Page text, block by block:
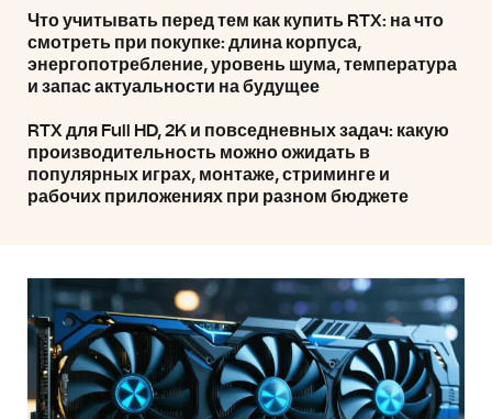
Что учитывать перед тем как купить RTX: на что
смотреть при покупке: длина корпуса,
энергопотребление, уровень шума, температура
и запас актуальности на будущее
RTX для Full HD, 2K и повседневных задач: какую
производительность можно ожидать в
популярных играх, монтаже, стриминге и
рабочих приложениях при разном бюджете